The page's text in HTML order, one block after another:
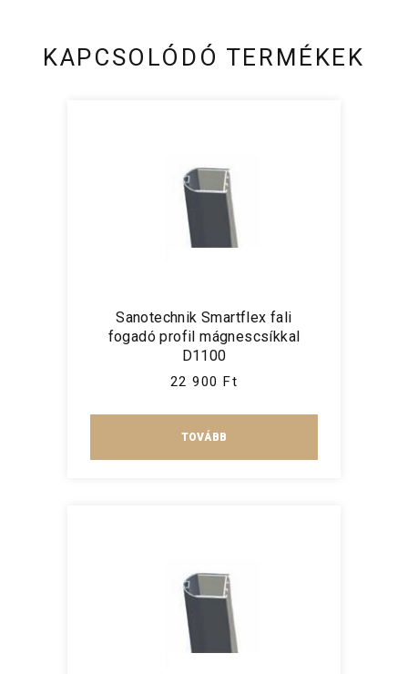
KAPCSOLÓDÓ TERMÉKEK
Sanotechnik Smartflex fali
fogadó profil mágnescsíkkal
D1100
22 900 Ft
TOVÁBB